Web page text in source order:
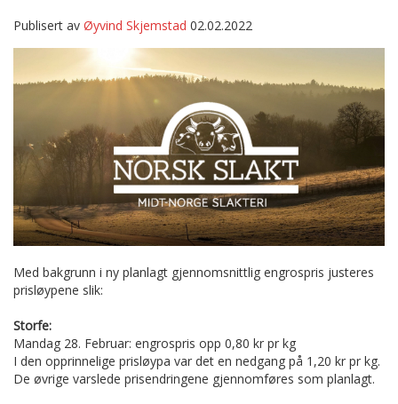
Publisert av Øyvind Skjemstad 02.02.2022
Med bakgrunn i ny planlagt gjennomsnittlig engrospris justeres
prisløypene slik:
Storfe:
Mandag 28. Februar: engrospris opp 0,80 kr pr kg
I den opprinnelige prisløypa var det en nedgang på 1,20 kr pr kg.
De øvrige varslede prisendringene gjennomføres som planlagt.